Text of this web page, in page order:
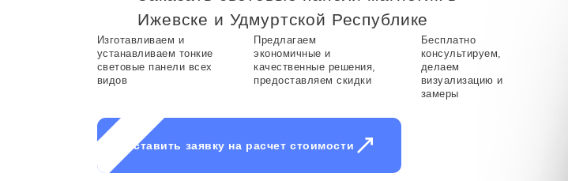
Ижевске и Удмуртской Республике
Изготавливаем и
устанавливаем тонкие
световые панели всех
видов
Предлагаем
экономичные и
качественные решения,
предоставляем скидки
Бесплатно
консультируем,
делаем
визуализацию и
замеры
Оставить заявку на расчет стоимости